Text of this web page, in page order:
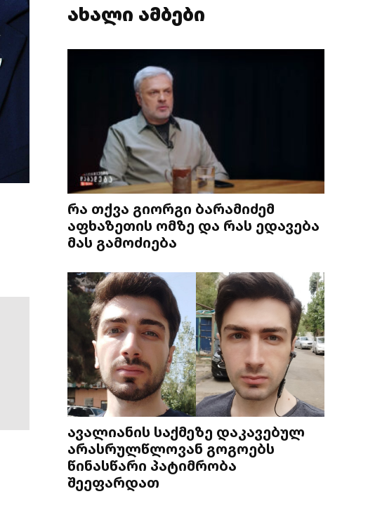
ახალი ამბები
რა თქვა გიორგი ბარამიძემ
აფხაზეთის ომზე და რას ედავება
მას გამოძიება
ავალიანის საქმეზე დაკავებულ
არასრულწლოვან გოგოებს
წინასწარი პატიმრობა
შეეფარდათ